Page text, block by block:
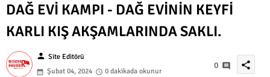
DAĞ EVİ KAMPI - DAĞ EVİNİN KEYFİ
KARLI KIŞ AKŞAMLARINDA SAKLI.
person Site Editörü
Şubat 04, 2024
0 dakikada okunur
0 share